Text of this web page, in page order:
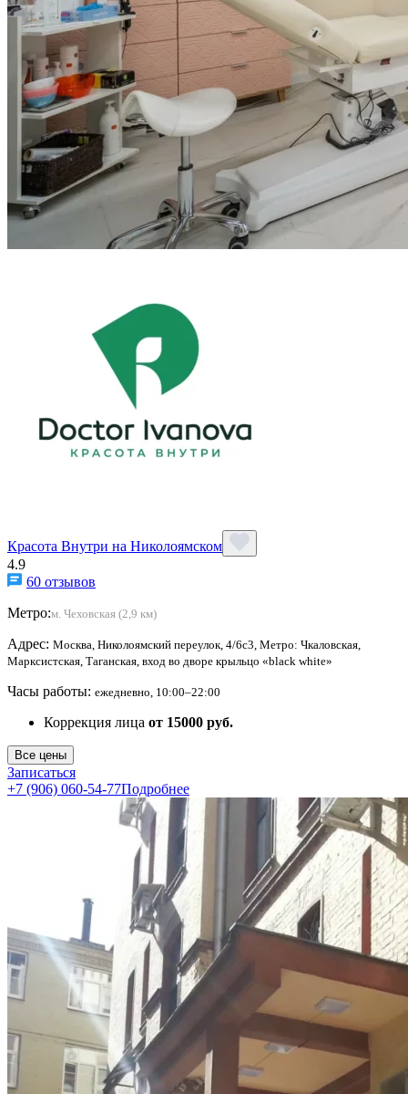
Красота Внутри на Николоямском
4.9
60 отзывов
Метро:м. Чеховская (2,9 км)
Адрес: Москва, Николоямский переулок, 4/6с3, Метро: Чкаловская,
Марксистская, Таганская, вход во дворе крыльцо «black white»
Часы работы: ежедневно, 10:00–22:00
Коррекция лица от 15000 руб.
Все цены
Записаться
+7 (906) 060-54-77Подробнее